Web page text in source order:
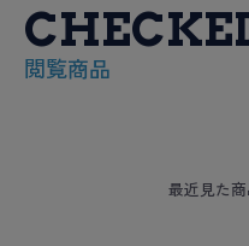
閲覧商品
最近見た商